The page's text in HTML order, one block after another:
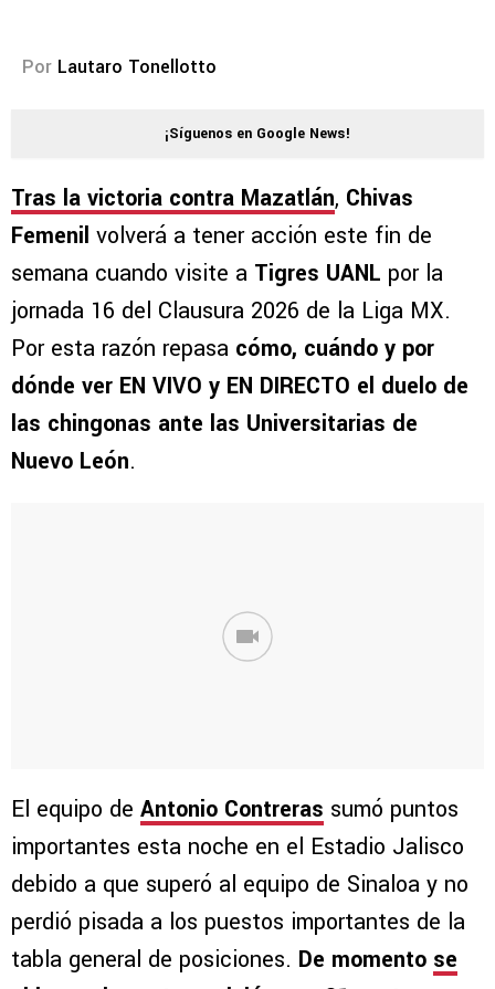
Por Lautaro Tonellotto
¡Síguenos en Google News!
Tras la victoria contra Mazatlán, Chivas
Femenil volverá a tener acción este fin de
semana cuando visite a Tigres UANL por la
jornada 16 del Clausura 2026 de la Liga MX.
Por esta razón repasa cómo, cuándo y por
dónde ver EN VIVO y EN DIRECTO el duelo de
las chingonas ante las Universitarias de
Nuevo León.
El equipo de Antonio Contreras sumó puntos
importantes esta noche en el Estadio Jalisco
debido a que superó al equipo de Sinaloa y no
perdió pisada a los puestos importantes de la
tabla general de posiciones. De momento se